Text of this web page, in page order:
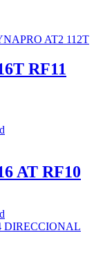
RF11
AT RF10